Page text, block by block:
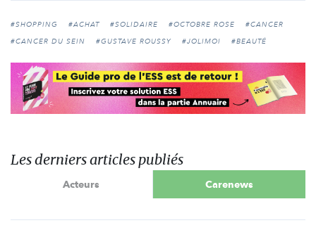
#SHOPPING #ACHAT #SOLIDAIRE #OCTOBRE ROSE
#CANCER
#CANCER DU SEIN
#GUSTAVE ROUSSY #JOLIMOI #BEAUTÉ
Les derniers articles publiés
Acteurs Carenews